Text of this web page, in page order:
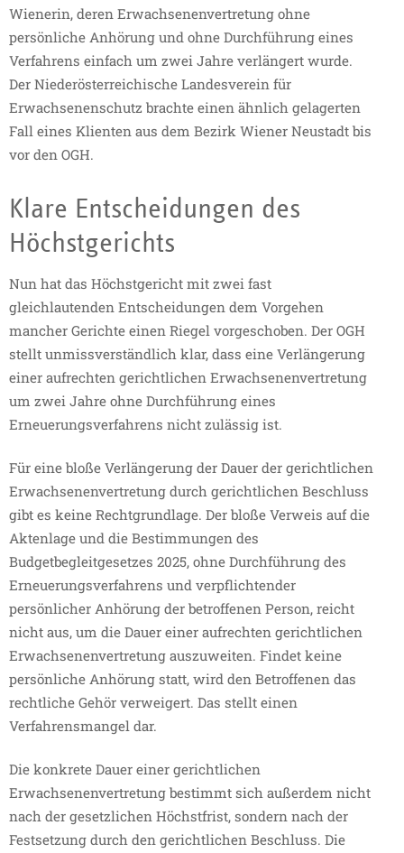
Wienerin, deren Erwachsenenvertretung ohne
persönliche Anhörung und ohne Durchführung eines
Verfahrens einfach um zwei Jahre verlängert wurde.
Der Niederösterreichische Landesverein für
Erwachsenenschutz brachte einen ähnlich gelagerten
Fall eines Klienten aus dem Bezirk Wiener Neustadt bis
vor den OGH.
Klare Entscheidungen des
Höchstgerichts
Nun hat das Höchstgericht mit zwei fast
gleichlautenden Entscheidungen dem Vorgehen
mancher Gerichte einen Riegel vorgeschoben. Der OGH
stellt unmissverständlich klar, dass eine Verlängerung
einer aufrechten gerichtlichen Erwachsenenvertretung
um zwei Jahre ohne Durchführung eines
Erneuerungsverfahrens nicht zulässig ist.
Für eine bloße Verlängerung der Dauer der gerichtlichen
Erwachsenenvertretung durch gerichtlichen Beschluss
gibt es keine Rechtgrundlage. Der bloße Verweis auf die
Aktenlage und die Bestimmungen des
Budgetbegleitgesetzes 2025, ohne Durchführung des
Erneuerungsverfahrens und verpflichtender
persönlicher Anhörung der betroffenen Person, reicht
nicht aus, um die Dauer einer aufrechten gerichtlichen
Erwachsenenvertretung auszuweiten. Findet keine
persönliche Anhörung statt, wird den Betroffenen das
rechtliche Gehör verweigert. Das stellt einen
Verfahrensmangel dar.
Die konkrete Dauer einer gerichtlichen
Erwachsenenvertretung bestimmt sich außerdem nicht
nach der gesetzlichen Höchstfrist, sondern nach der
Festsetzung durch den gerichtlichen Beschluss. Die